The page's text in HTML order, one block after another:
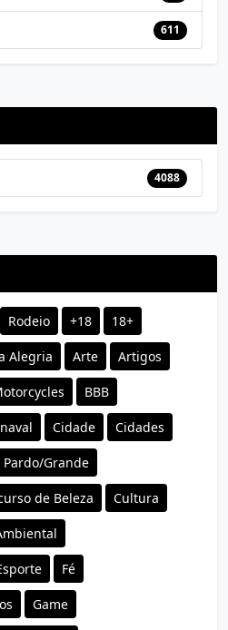
611
4088
Rodeio +18 18+
Alegria Arte Artigos
BBB
Cidade Cidades
Grande
de Beleza Cultura
Fé
Game